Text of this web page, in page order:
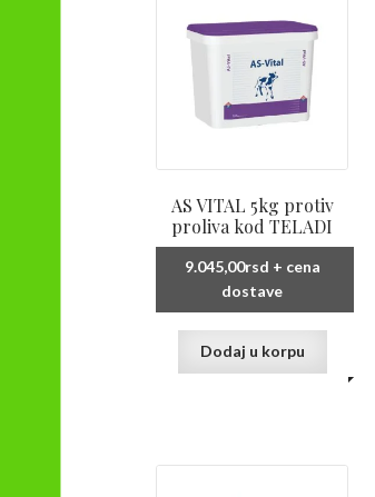
AS VITAL 5kg protiv
proliva kod TELADI
9.045,00rsd + cena
dostave
Dodaj u korpu